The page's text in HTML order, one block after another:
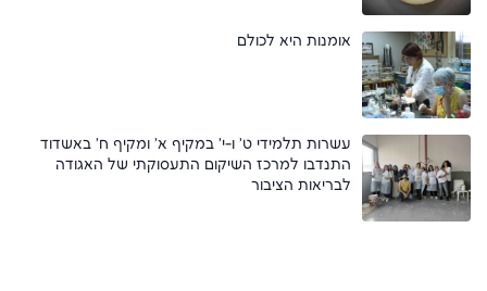
אומנות היא לכולם
עשרות תלמידי ט' ו-י' במקיף א' ומקיף ח' באשדוד
התנדבו למרכז השיקום התעסוקתי של האגודה
לבריאות הציבור